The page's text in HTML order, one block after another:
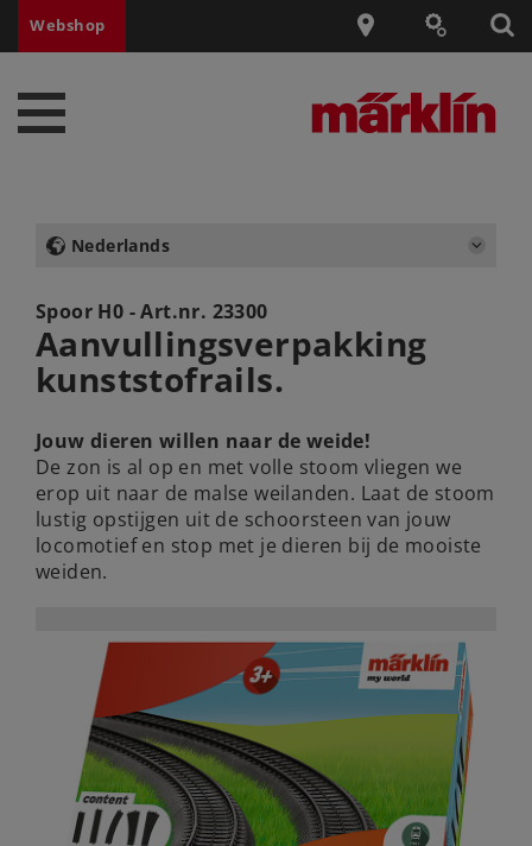
Webshop
Nederlands
Spoor H0 - Art.nr. 23300
Aanvullingsverpakking
kunststofrails.
Jouw dieren willen naar de weide!
De zon is al op en met volle stoom vliegen we
erop uit naar de malse weilanden. Laat de stoom
lustig opstijgen uit de schoorsteen van jouw
locomotief en stop met je dieren bij de mooiste
weiden.